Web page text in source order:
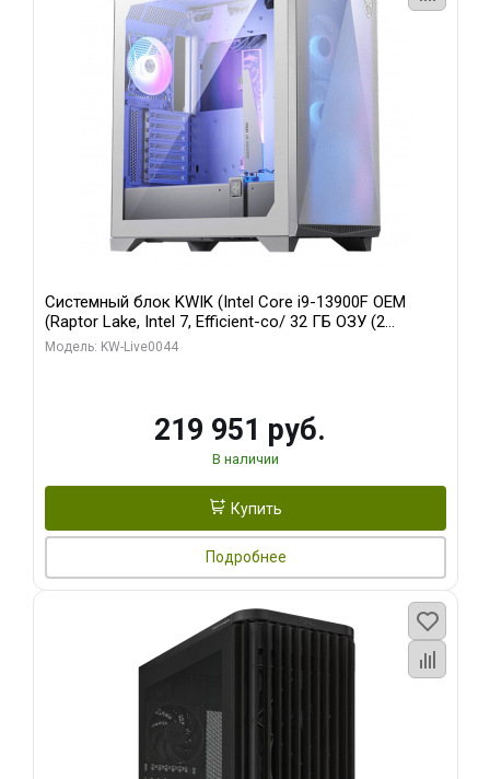
Системный блок KWIK (Intel Core i9-13900F OEM
(Raptor Lake, Intel 7, Efficient-co/ 32 ГБ ОЗУ (2
модуля)/ Gigabyte RTX5070Ti AERO OC 16GB GDDR7
Модель: KW-Live0044
219 951 руб.
В наличии
Купить
Подробнее